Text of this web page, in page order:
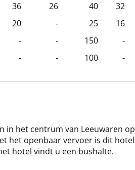
36 26 40 32
20 - 25 16
- - 150 -
- - 100 -
in het centrum van Leeuwaren op
het openbaar vervoer is dit hotel
hotel vindt u een bushalte.